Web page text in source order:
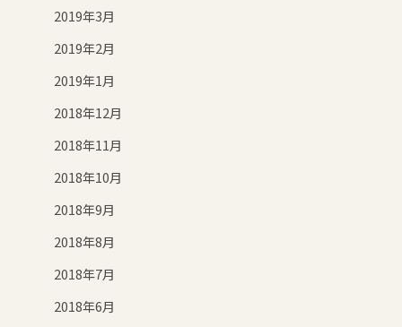
2019年3月
2019年2月
2019年1月
2018年12月
2018年11月
2018年10月
2018年9月
2018年8月
2018年7月
2018年6月